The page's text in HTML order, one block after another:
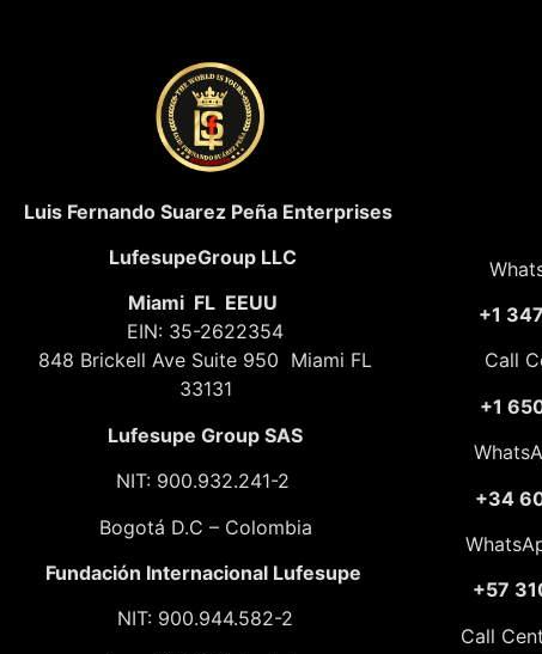
Luis Fernando Suarez Peña Enterprises
LufesupeGroup LLC
Miami FL EEUU
EIN: 35-2622354
848 Brickell Ave Suite 950 Miami FL
33131
Lufesupe Group SAS
NIT: 900.932.241-2
Bogotá D.C – Colombia
Fundación Internacional Lufesupe
NIT: 900.944.582-2
+1
Call
+1
+34
+57
Call